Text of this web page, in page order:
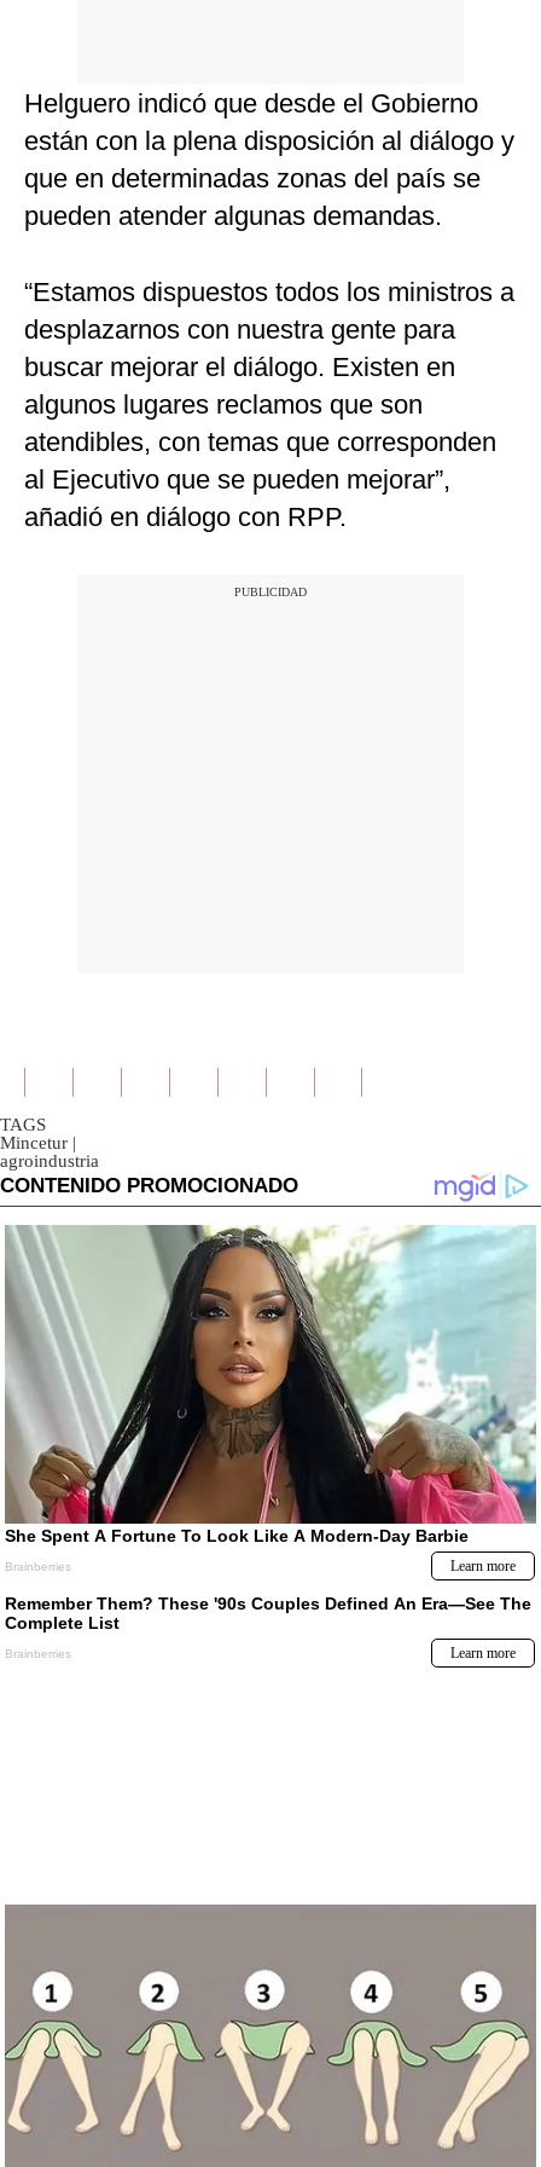
Helguero indicó que desde el Gobierno
están con la plena disposición al diálogo y
que en determinadas zonas del país se
pueden atender algunas demandas.
“Estamos dispuestos todos los ministros a
desplazarnos con nuestra gente para
buscar mejorar el diálogo. Existen en
algunos lugares reclamos que son
atendibles, con temas que corresponden
al Ejecutivo que se pueden mejorar”,
añadió en diálogo con RPP.
TAGS
Mincetur |
agroindustria